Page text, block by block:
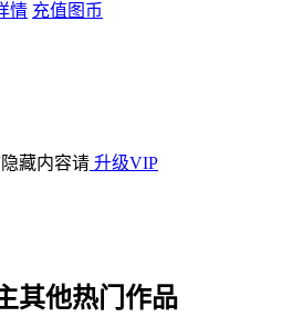
情 充值图币
藏内容请 升级VIP
其他热门作品